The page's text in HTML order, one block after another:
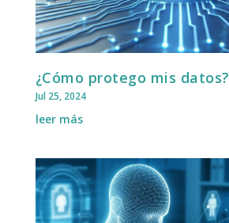
¿Cómo protego mis datos?
Jul 25, 2024
leer más